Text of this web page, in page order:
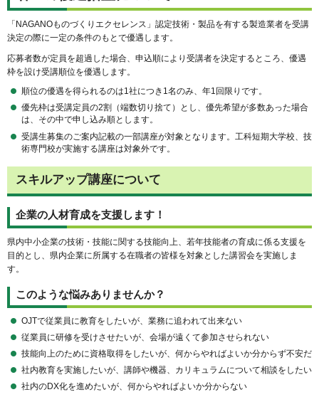
「NAGANOものづくりエクセレンス」認定技術・製品を有する製造業者を受講
決定の際に一定の条件のもとで優遇します。
応募者数が定員を超過した場合、申込順により受講者を決定するところ、優遇
枠を設け受講順位を優遇します。
順位の優遇を得られるのは1社につき1名のみ、年1回限りです。
優先枠は受講定員の2割（端数切り捨て）とし、優先希望が多数あった場合
は、その中で申し込み順とします。
受講生募集のご案内記載の一部講座が対象となります。工科短期大学校、技
術専門校が実施する講座は対象外です。
スキルアップ講座について
企業の人材育成を支援します！
県内中小企業の技術・技能に関する技能向上、若年技能者の育成に係る支援を
目的とし、県内企業に所属する在職者の皆様を対象とした講習会を実施しま
す。
このような悩みありませんか？
OJTで従業員に教育をしたいが、業務に追われて出来ない
従業員に研修を受けさせたいが、会場が遠くて参加させられない
技能向上のために資格取得をしたいが、何からやればよいか分からず不安だ
社内教育を実施したいが、講師や機器、カリキュラムについて相談をしたい
社内のDX化を進めたいが、何からやればよいか分からない